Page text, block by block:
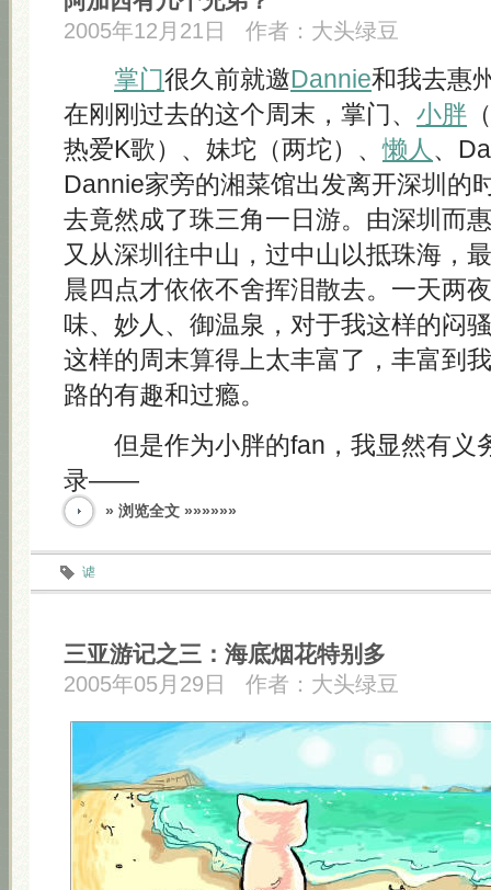
2005年12月21日 作者： 大头绿豆
掌门很久前就邀Dannie和我去惠
在刚刚过去的这个周末，掌门、 小胖
热爱K歌）、妹坨（两坨）、懒人 、
Dannie家旁的湘菜馆出发离开深圳的
去竟然成了珠三角一日游。由深圳而
又从深圳往中山，过中山以抵珠海，
晨四点才依依不舍挥泪散去。一天两
味、妙人、御温泉，对于我这样的闷
这样的周末算得上太丰富了，丰富到
路的有趣和过瘾。
但是作为小胖的fan，我显然有义
录——
» 浏览全文 »»»»»»
谑
三亚游记之三：海底烟花特别多
2005年05月29日 作者： 大头绿豆